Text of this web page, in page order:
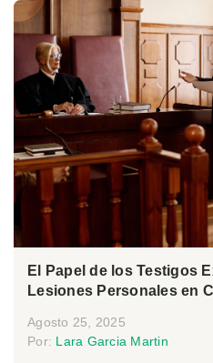
El Papel de los Testigos
Lesiones Personales en
Agosto 25, 2025
Por: Lara Garcia Martin